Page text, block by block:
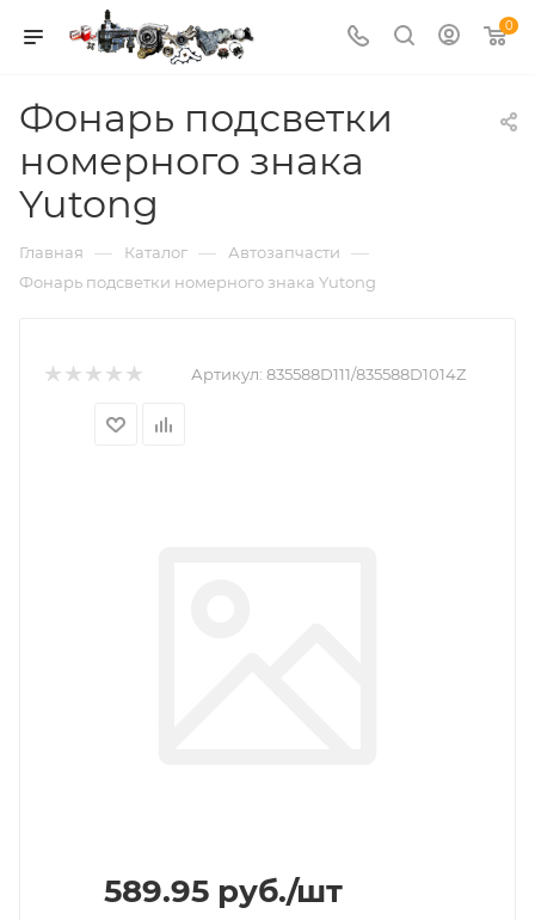
0
Фонарь подсветки
номерного знака
Yutong
Главная — Каталог — Автозапчасти —
Фонарь подсветки номерного знака Yutong
Артикул: 835588D111/835588D1014Z
589.95 руб./шт